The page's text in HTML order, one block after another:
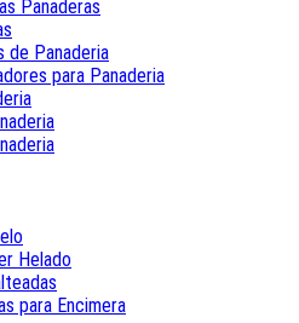
Panaderas
de Panaderia
para Panaderia
Helado
para Encimera